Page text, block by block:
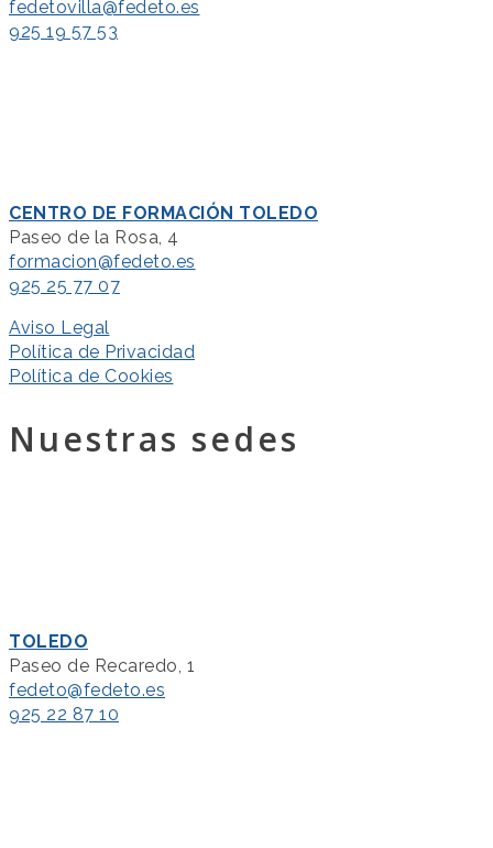
fedetovilla@fedeto.es
925 19 57 53
CENTRO DE FORMACIÓN TOLEDO
Paseo de la Rosa, 4
formacion@fedeto.es
925 25 77 07
Aviso Legal
Política de Privacidad
Política de Cookies
Nuestras sedes
TOLEDO
Paseo de Recaredo, 1
fedeto@fedeto.es
925 22 87 10